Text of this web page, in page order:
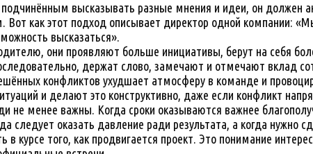
высказывать разные мнения и идеи, он должен
как этот подход описывает директор одной компании:
высказаться».
они проявляют больше инициативы, берут на себя
держат слово, замечают и отмечают вклад
конфликтов ухудшает атмосферу в команде и
и делают это конструктивно, даже если конфликт
не менее важны. Когда сроки оказываются важнее
оказать давление ради результата, а когда нужно
курсе того, как продвигается проект. Это понимание